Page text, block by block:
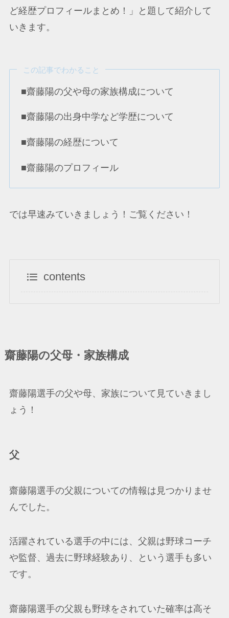
ど経歴プロフィールまとめ！」と題して紹介して
いきます。
この記事でわかること
■齋藤陽の父や母の家族構成について
■齋藤陽の出身中学など学歴について
■齋藤陽の経歴について
■齋藤陽のプロフィール
では早速みていきましょう！ご覧ください！
contents
齋藤陽の父母・家族構成
齋藤陽選手の父や母、家族について見ていきまし
ょう！
父
齋藤陽選手の父親についての情報は見つかりませ
んでした。
活躍されている選手の中には、父親は野球コーチ
や監督、過去に野球経験あり、という選手も多い
です。
齋藤陽選手の父親も野球をされていた確率は高そ